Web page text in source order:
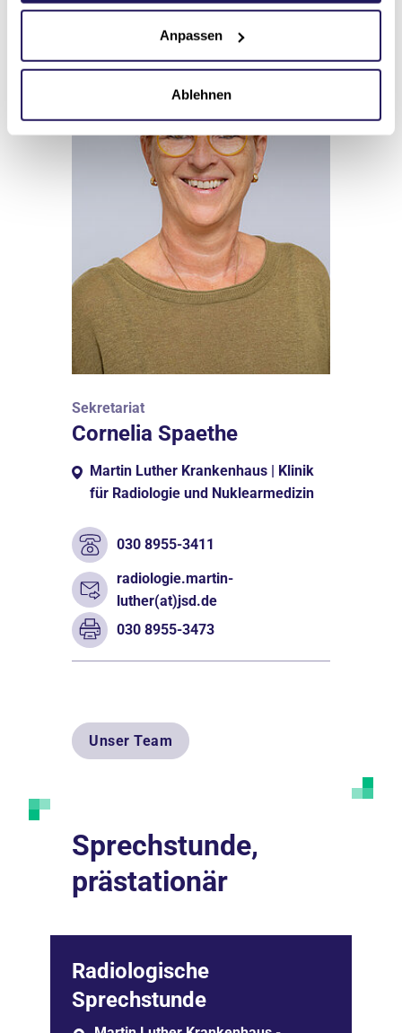
Anpassen
Ablehnen
Sekretariat
Cornelia Spaethe
Martin Luther Krankenhaus | Klinik
für Radiologie und Nuklearmedizin
030 8955-3411
radiologie.martin-
luther(at)jsd.de
030 8955-3473
Unser Team
Sprechstunde,
prästationär
Radiologische
Sprechstunde